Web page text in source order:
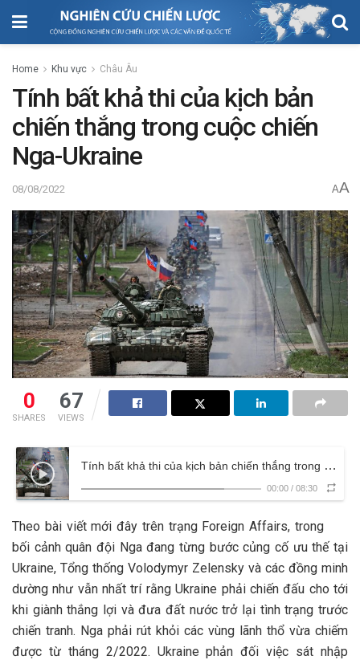
Home Khu vực Châu Âu
Tính bất khả thi của kịch bản
chiến thắng trong cuộc chiến
Nga-Ukraine
08/08/2022 AA
0
SHARES
67
VIEWS
Tính bất khả thi của kịch bản chiến thắng trong cuộc chiến Nga-Ukraine
00:00 / 08:30
Theo bài viết mới đây trên trạng Foreign Affairs, trong
bối cảnh quân đội Nga đang từng bước củng cố ưu thế tại
Ukraine, Tổng thống Volodymyr Zelensky và các đồng minh
dường như vẫn nhất trí rằng Ukraine phải chiến đấu cho tới
khi giành thắng lợi và đưa đất nước trở lại tình trạng trước
chiến tranh. Nga phải rút khỏi các vùng lãnh thổ vừa chiếm
được từ tháng 2/2022. Ukraine phản đối việc sát nhập